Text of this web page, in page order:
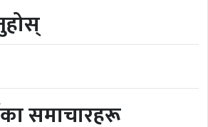
समाचारहरू